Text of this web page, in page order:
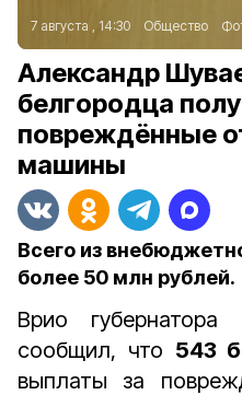
7 августа , 14:30 Общество
Александр
белгородца
повреждённые
машины
Всего из
более 50 млн рублей.
Врио губернатора
сообщил, что 543
выплаты за